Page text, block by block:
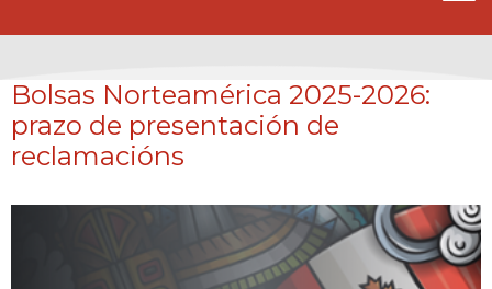
Bolsas Norteamérica 2025-2026:
prazo de presentación de
reclamacións